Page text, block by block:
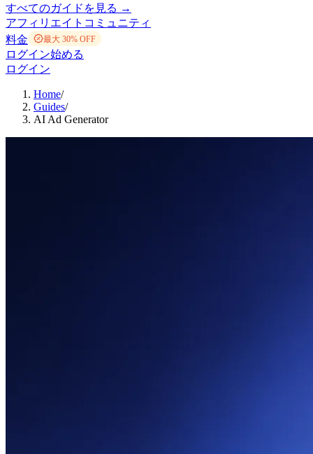
すべてのガイドを見る →
アフィリエイト コミュニティ
料金
最大 30% OFF
ログイン始める
ログイン
Home/
Guides/
AI Ad Generator